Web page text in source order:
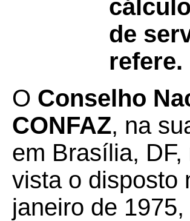
de
refere.
O Conselho
CONFAZ, na
em Brasília,
vista o disposto
janeiro de